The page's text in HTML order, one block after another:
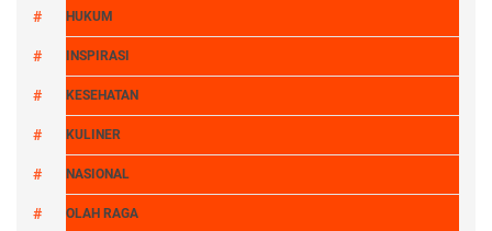
HUKUM
INSPIRASI
KESEHATAN
KULINER
NASIONAL
OLAH RAGA